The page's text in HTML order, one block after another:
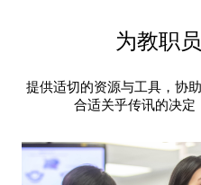
为教职
提供适切的资源与工具，协
合适关乎传讯的决定